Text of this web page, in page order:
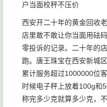
户当面校秤不压价
西安开二十年的黄金回收
店里敢不敢让你当面用砝
零投诉的记录。二十年的
跑。唐王珠宝在西安新城
累计服务超过1000000位
时候电子秤上放着100g和
称完多少克就算多少克，